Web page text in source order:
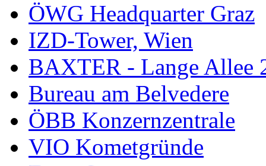
ÖWG Headquarter Graz
IZD-Tower, Wien
BAXTER - Lange Allee
Bureau am Belvedere
ÖBB Konzernzentrale
VIO Kometgründe